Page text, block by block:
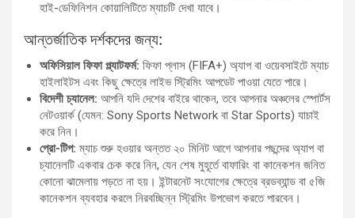
হাই-ডেফিনিশন কোয়ালিটিতে ম্যাচটি দেখা যাবে।
আন্তর্জাতিক দর্শকদের জন্য:
অফিসিয়াল ফিফা প্ল্যাটফর্ম: ফিফা প্লাস (FIFA+) অ্যাপ বা ওয়েবসাইটে ম্যাচ
হাইলাইটস এবং কিছু ক্ষেত্রে লাইভ স্ট্রিমিং আপডেট পাওয়া যেতে পারে।
বিদেশী চ্যানেল: আপনি যদি দেশের বাইরে থাকেন, তবে আপনার অঞ্চলের স্পোর্টস
নেটওয়ার্ক (যেমন: Sony Sports Network বা Star Sports) যাচাই
করে নিন।
প্রো-টিপ: ম্যাচ শুরু হওয়ার অন্তত ২০ মিনিট আগে আপনার পছন্দের অ্যাপ বা
চ্যানেলটি একবার চেক করে নিন, যেন শেষ মুহূর্তে বাফারিং বা কানেকশন জনিত
কোনো ঝামেলায় পড়তে না হয়। ইন্টারনেট সংযোগের ক্ষেত্রে ব্রডব্যান্ড বা ৫জি
কানেকশন ব্যবহার করলে নিরবচ্ছিন্ন স্ট্রিমিং উপভোগ করতে পারবেন।